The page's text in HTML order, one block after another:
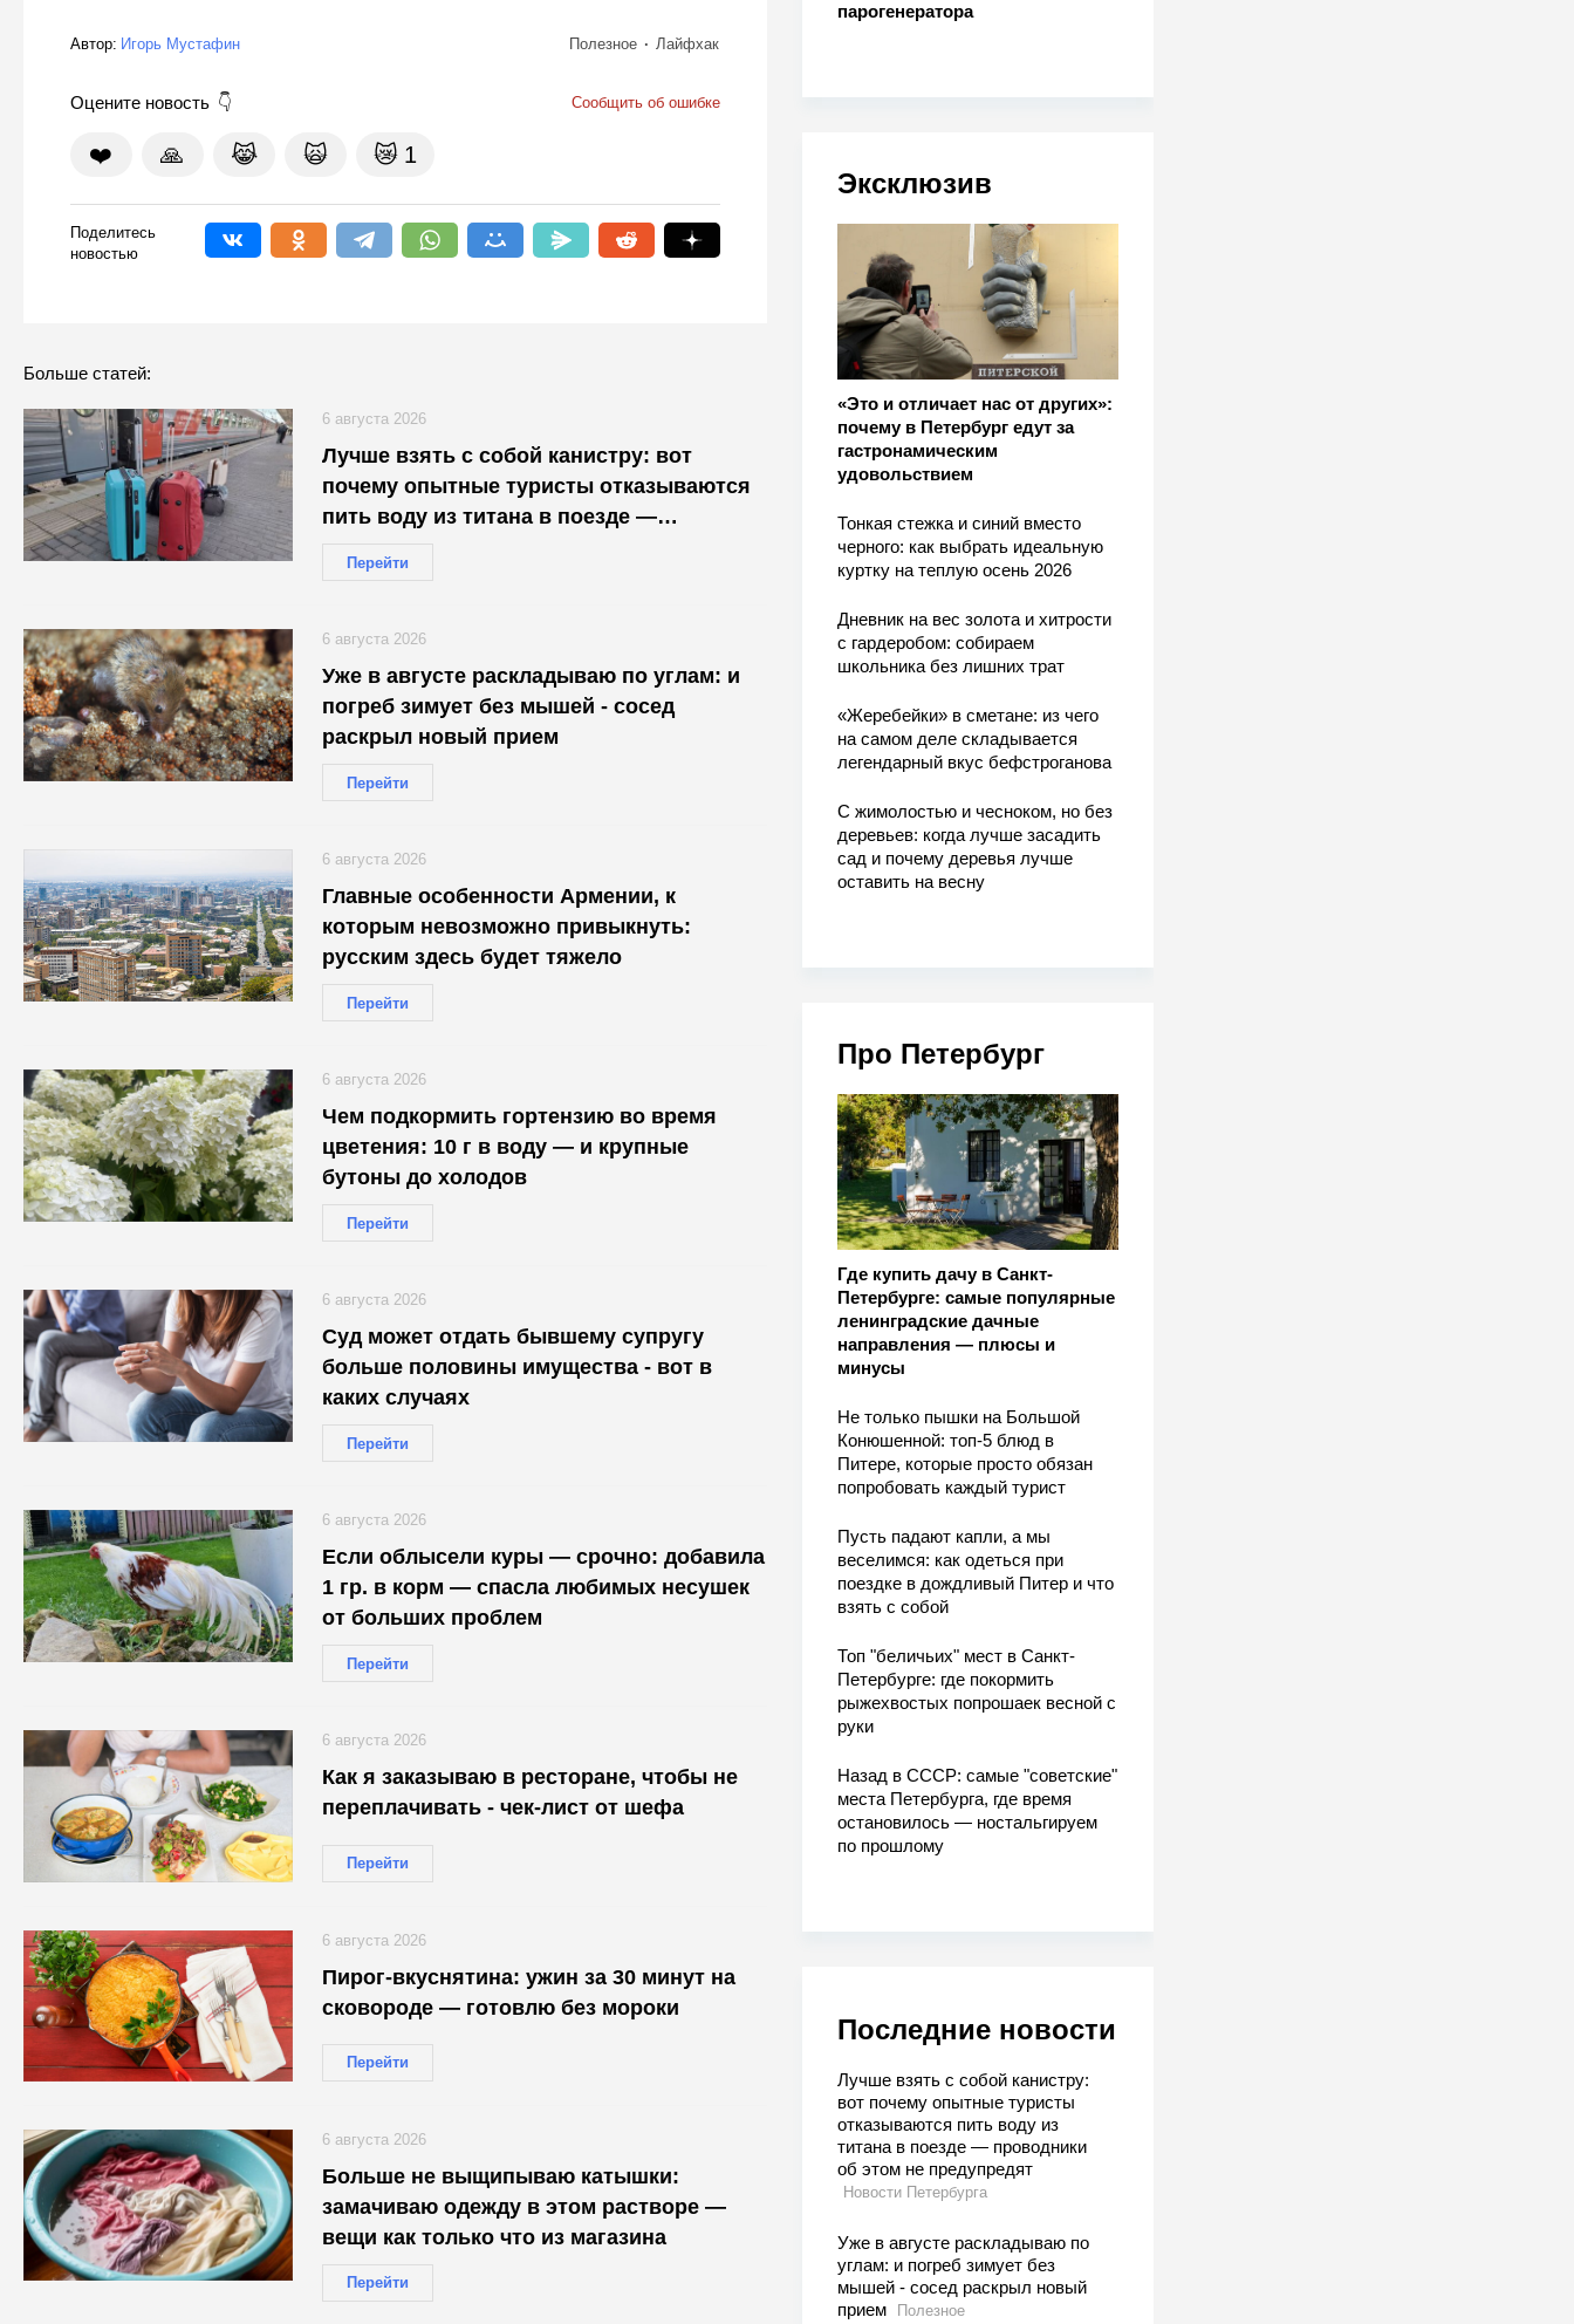
парогенератора
Эксклюзив
«Это и отличает нас от других»:
почему в Петербург едут за
гастронамическим
удовольствием
Тонкая стежка и синий вместо
черного: как выбрать идеальную
куртку на теплую осень 2026
Дневник на вес золота и хитрости
с гардеробом: собираем
школьника без лишних трат
«Жеребейки» в сметане: из чего
на самом деле складывается
легендарный вкус бефстроганова
С жимолостью и чесноком, но без
деревьев: когда лучше засадить
сад и почему деревья лучше
оставить на весну
Про Петербург
Где купить дачу в Санкт-
Петербурге: самые популярные
ленинградские дачные
направления — плюсы и
минусы
Не только пышки на Большой
Конюшенной: топ-5 блюд в
Питере, которые просто обязан
попробовать каждый турист
Пусть падают капли, а мы
веселимся: как одеться при
поездке в дождливый Питер и что
взять с собой
Топ "беличьих" мест в Санкт-
Петербурге: где покормить
рыжехвостых попрошаек весной с
руки
Назад в СССР: самые "советские"
места Петербурга, где время
остановилось — ностальгируем
по прошлому
Последние новости
Лучше взять с собой канистру:
вот почему опытные туристы
отказываются пить воду из
титана в поезде — проводники
об этом не предупредят
Новости Петербурга
Уже в августе раскладываю по
углам: и погреб зимует без
мышей - сосед раскрыл новый
прием
Полезное
Автор: Игорь Мустафин Полезное Лайфхак
Оцените новость Сообщить об ошибке
❤️ 🙏 😹 🙀 😿 1
Поделитесь
новостью
Больше статей:
Лучше взять с собой канистру: вот
почему опытные туристы отказываются
пить воду из титана в поезде —
Перейти
6 августа 2026
Уже в августе раскладываю по углам: и
погреб зимует без мышей - сосед
раскрыл новый прием
Перейти
6 августа 2026
Главные особенности Армении, к
которым невозможно привыкнуть:
русским здесь будет тяжело
Перейти
6 августа 2026
Чем подкормить гортензию во время
цветения: 10 г в воду — и крупные
бутоны до холодов
Перейти
6 августа 2026
Суд может отдать бывшему супругу
больше половины имущества - вот в
каких случаях
Перейти
6 августа 2026
Если облысели куры — срочно: добавила
1 гр. в корм — спасла любимых несушек
от больших проблем
Перейти
6 августа 2026
Как я заказываю в ресторане, чтобы не
переплачивать - чек-лист от шефа
Перейти
6 августа 2026
Пирог-вкуснятина: ужин за 30 минут на
сковороде — готовлю без мороки
Перейти
6 августа 2026
Больше не выщипываю катышки:
замачиваю одежду в этом растворе —
вещи как только что из магазина
Перейти
6 августа 2026